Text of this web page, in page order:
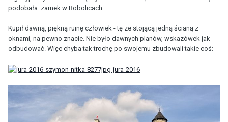
podobała: zamek w Bobolicach.
Kupił dawną, piękną ruinę człowiek - tę ze stojącą jedną ścianą z
oknami, na pewno znacie. Nie było dawnych planów, wskazówek jak
odbudować. Więc chyba tak trochę po swojemu zbudowali takie coś: